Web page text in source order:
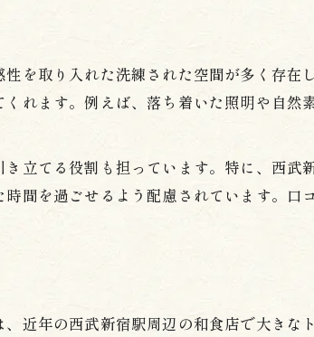
を取り入れた洗練された空間が多く存
れます。例えば、落ち着いた照明や自
立てる役割も担っています。特に、西
間を過ごせるよう配慮されています。
近年の西武新宿駅周辺の和食店で大き